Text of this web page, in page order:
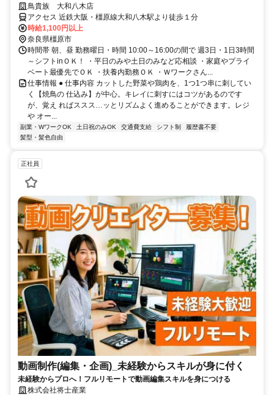
で家庭と両立◎
鳥貴族 大和八木店
アクセス 近鉄大阪・橿原線大和八木駅より徒歩１分
時給1,100円以上
奈良県橿原市
時間帯 朝、昼 勤務曜日・時間 10:00～16:00の間で 週3日・1日3時間
～シフトinＯＫ！ ・平日のみや土日のみなど応相談 ・家庭やプライ
ベート最優先でＯＫ ・扶養内勤務ＯＫ ・Ｗワークさん...
仕事情報 ● 仕事内容 カットした野菜や鶏肉を、1つ1つ串に刺してい
く【焼鳥の 仕込み】が中心。キレイに刺すにはコツがあるのです
が、覚え ればススス…ッとリズムよく進めることができます。レジ
や オー...
副業・WワークOK 土日祝のみOK 交通費支給 シフト制
履歴書不要
髪型・髪色自由
正社員
動画制作(編集・企画)_未経験からスキルが身に付く
未経験からプロへ！フルリモートで動画編集スキルを身につける
株式会社将士産業